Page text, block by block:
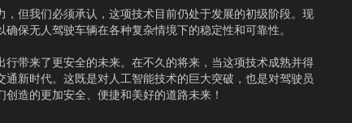
但我们必须承认，这项技术目前仍处于发展的初级阶段。现
保无人驾驶车辆在各种复杂情境下的稳定性和可靠性。
带来了更安全的未来。在不久的将来，当这项技术成熟并得
新时代。这既是对人工智能技术的巨大突破，也是对驾驶员
造的更加安全、便捷和美好的道路未来！